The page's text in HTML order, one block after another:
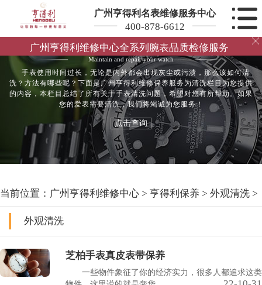
广州亨得利名表维修服务中心
400-878-6612
广州亨得利维修中心全系列腕表品质检修服务

亨得利清洗
Maintain and repair your watch
手表使用时间过长，无论是内外都会出现灰尘或污渍，那么该如何清
洗？方法有哪些呢？下面是广州亨得利维修保养服务为清洗栏目为您提供
的内容，本栏目总结了所有关于手表清洗问题，希望对您有所帮助。如果
您的爱表需要清洗，我们将竭诚为您服务！
点击查询
当前位置： 广州亨得利维修中心 > 亨得利保养 > 外观清洗 >
外观清洗
芝柏手表真皮表带保养
一些物件象征了你的经济实力，很多人都追求这类